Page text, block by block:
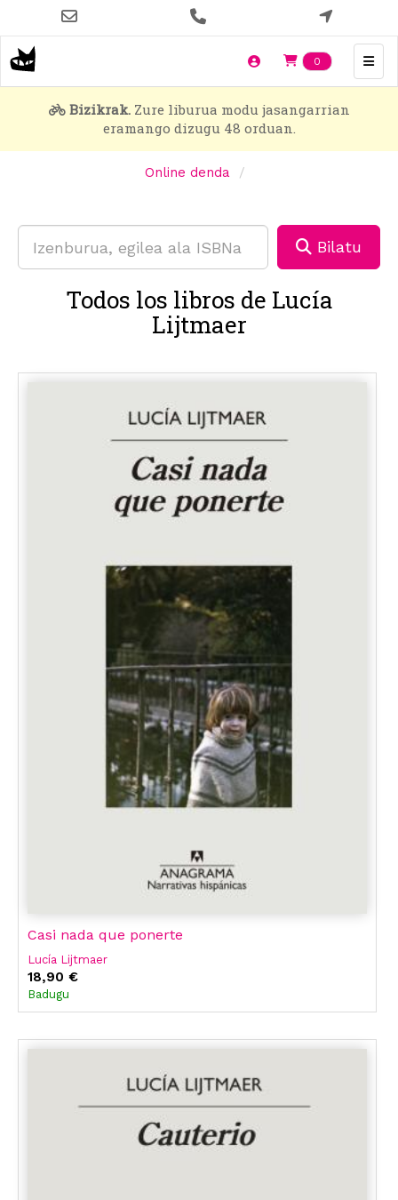
main
content
0 Items en
Bizikrak.Zure liburua modu jasangarrian
eramango dizugu 48 orduan.
Online denda
Bilatu
Todos los libros de Lucía
Lijtmaer
Casi nada que ponerte
Lucía Lijtmaer
18,90 €
Badugu